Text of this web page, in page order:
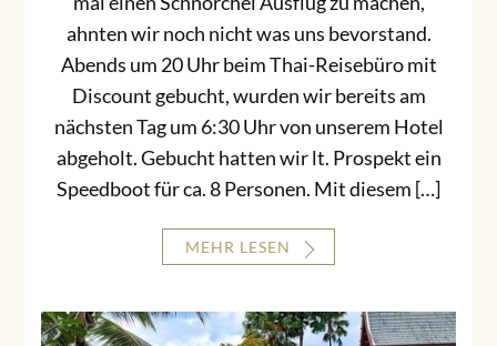
ahnten wir noch nicht was uns bevorstand.
Abends um 20 Uhr beim Thai-Reisebüro mit
Discount gebucht, wurden wir bereits am
nächsten Tag um 6:30 Uhr von unserem Hotel
abgeholt. Gebucht hatten wir lt. Prospekt ein
Speedboot für ca. 8 Personen. Mit diesem […]
MEHR LESEN